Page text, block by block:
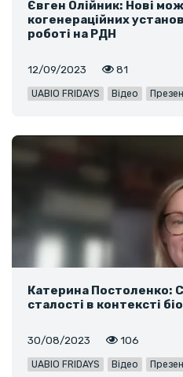
Євген Олійник: Нові
когенераційних
роботі на РДН
12/09/2023 81
UABIO FRIDAYS Відео
Катерина Постоленко:
сталості в контексті
30/08/2023 106
UABIO FRIDAYS Відео